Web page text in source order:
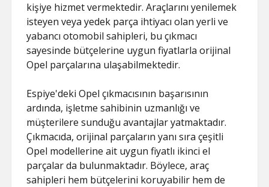
kişiye hizmet vermektedir. Araçlarını yenilemek
isteyen veya yedek parça ihtiyacı olan yerli ve
yabancı otomobil sahipleri, bu çıkmacı
sayesinde bütçelerine uygun fiyatlarla orijinal
Opel parçalarına ulaşabilmektedir.
Espiye'deki Opel çıkmacısının başarısının
ardında, işletme sahibinin uzmanlığı ve
müşterilere sunduğu avantajlar yatmaktadır.
Çıkmacıda, orijinal parçaların yanı sıra çeşitli
Opel modellerine ait uygun fiyatlı ikinci el
parçalar da bulunmaktadır. Böylece, araç
sahipleri hem bütçelerini koruyabilir hem de